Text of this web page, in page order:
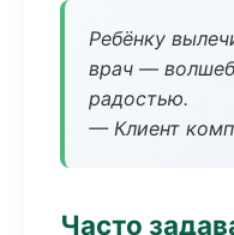
Ребёнку
врач —
радостью.
— Клиент
Часто